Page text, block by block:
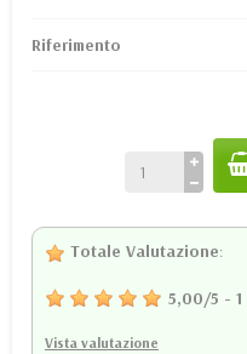
Riferimento
Totale Valutazione:
5,00/5 - 1
Vista valutazione